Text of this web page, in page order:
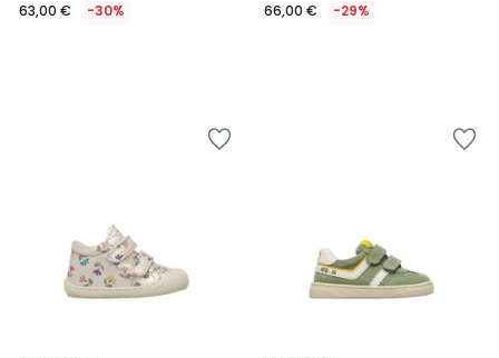
63,00 € -30% 66,00 € -29%